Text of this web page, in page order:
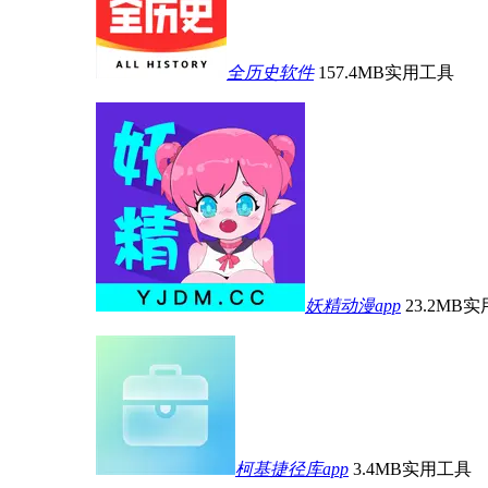
全历史软件 157.4MB实用工具
妖精动漫app 23.2MB实
柯基捷径库app 3.4MB实用工具